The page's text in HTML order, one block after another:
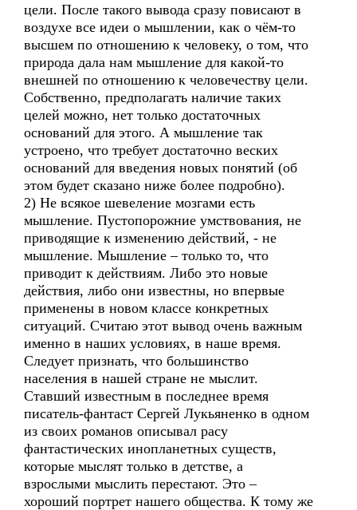
цели. После такого вывода сразу повисают в
воздухе все идеи о мышлении, как о чём-то
высшем по отношению к человеку, о том, что
природа дала нам мышление для какой-то
внешней по отношению к человечеству цели.
Собственно, предполагать наличие таких
целей можно, нет только достаточных
оснований для этого. А мышление так
устроено, что требует достаточно веских
оснований для введения новых понятий (об
этом будет сказано ниже более подробно).
2) Не всякое шевеление мозгами есть
мышление. Пустопорожние умствования, не
приводящие к изменению действий, - не
мышление. Мышление – только то, что
приводит к действиям. Либо это новые
действия, либо они известны, но впервые
применены в новом классе конкретных
ситуаций. Считаю этот вывод очень важным
именно в наших условиях, в наше время.
Следует признать, что большинство
населения в нашей стране не мыслит.
Ставший известным в последнее время
писатель-фантаст Сергей Лукьяненко в одном
из своих романов описывал расу
фантастических инопланетных существ,
которые мыслят только в детстве, а
взрослыми мыслить перестают. Это –
хороший портрет нашего общества. К тому же